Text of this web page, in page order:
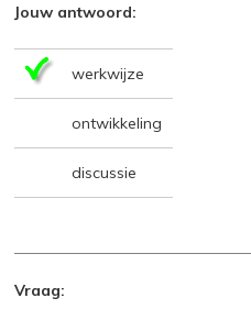
Jouw antwoord:
werkwijze
ontwikkeling
discussie
Vraag: